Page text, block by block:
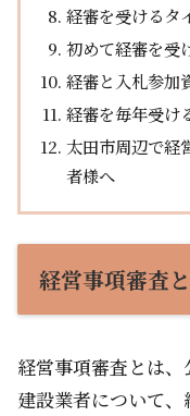
経審を受けるタ
初めて経審を受
経審と入札参加
経審を毎年受け
太田市周辺で経
者様へ
経営事項審査
経営事項審査とは
建設業者について